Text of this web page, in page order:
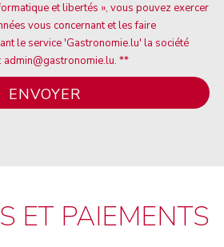
et libertés », vous pouvez exercer
vous concernant et les faire
le service 'Gastronomie.lu' la société
admin@gastronomie.lu. **
ET PAIEMENTS